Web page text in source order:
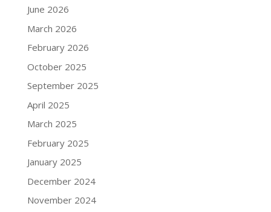
June 2026
March 2026
February 2026
October 2025
September 2025
April 2025
March 2025
February 2025
January 2025
December 2024
November 2024